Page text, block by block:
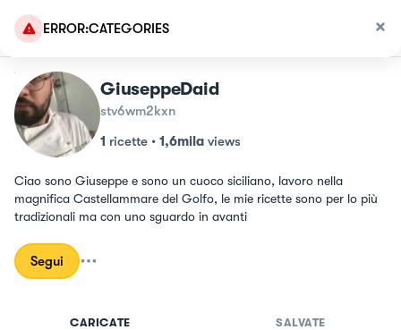
ERROR:CATEGORIES
GiuseppeDaid
stv6wm2kxn
1 ricette • 1,6mila views
Ciao sono Giuseppe e sono un cuoco siciliano, lavoro nella
magnifica Castellammare del Golfo, le mie ricette sono per lo più
tradizionali ma con uno sguardo in avanti
Segui
CARICATE SALVATE